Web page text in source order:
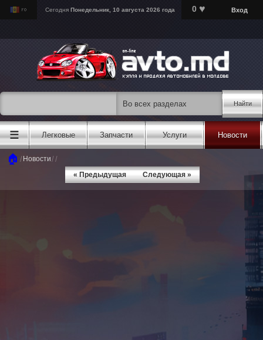
Сегодня Понедельник, 10 августа 2026 года 0 ♥ Вход
Найти
☰ Легковые Запчасти Услуги Новости
🏠 / Новости//
« Предыдущая Следующая »